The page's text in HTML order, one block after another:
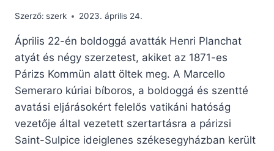
Szerző: szerk 2023. április 24.
Április 22-én boldoggá avatták Henri Planchat
atyát és négy szerzetest, akiket az 1871-es
Párizs Kommün alatt öltek meg. A Marcello
Semeraro kúriai bíboros, a boldoggá és szentté
avatási eljárásokért felelős vatikáni hatóság
vezetője által vezetett szertartásra a párizsi
Saint-Sulpice ideiglenes székesegyházban került